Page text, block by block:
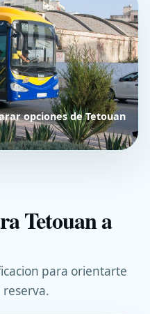
opciones de Tetouan
Tetouan a
para orientarte